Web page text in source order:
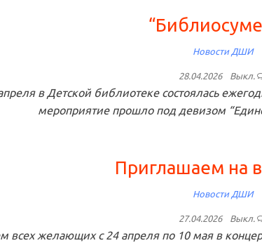
Новости ДШИ
28.04.2026 Выкл.
в Детской библиотеке состоялась
мероприятие прошло под девизом
Приглашаем на
Новости ДШИ
27.04.2026 Выкл.
всех желающих с 24 апреля по 10 мая в